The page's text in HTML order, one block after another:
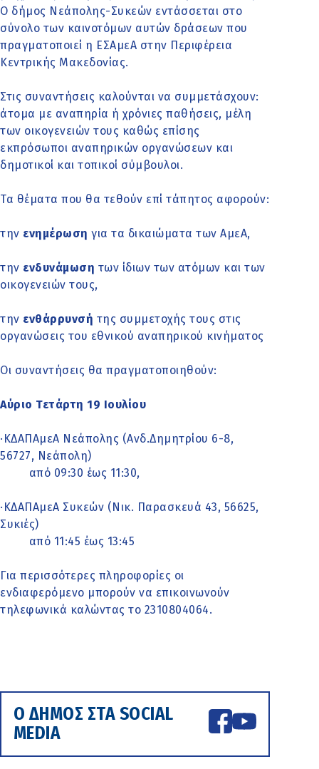
Ο δήμος Νεάπολης-Συκεών εντάσσεται στο
σύνολο των καινοτόμων αυτών δράσεων που
πραγματοποιεί η ΕΣΑμεΑ στην Περιφέρεια
Κεντρικής Μακεδονίας.
Στις συναντήσεις καλούνται να συμμετάσχουν:
άτομα με αναπηρία ή χρόνιες παθήσεις, μέλη
των οικογενειών τους καθώς επίσης
εκπρόσωποι αναπηρικών οργανώσεων και
δημοτικοί και τοπικοί σύμβουλοι.
Τα θέματα που θα τεθούν επί τάπητος αφορούν:
την ενημέρωση για τα δικαιώματα των ΑμεΑ,
την ενδυνάμωση των ίδιων των ατόμων και των
οικογενειών τους,
την ενθάρρυνσή της συμμετοχής τους στις
οργανώσεις του εθνικού αναπηρικού κινήματος
Οι συναντήσεις θα πραγματοποιηθούν:
Αύριο Τετάρτη 19 Ιουλίου
·ΚΔΑΠΑμεΑ Νεάπολης (Ανδ.Δημητρίου 6-8,
56727, Νεάπολη)
από 09:30 έως 11:30,
·ΚΔΑΠΑμεΑ Συκεών (Νικ. Παρασκευά 43, 56625,
Συκιές)
από 11:45 έως 13:45
Για περισσότερες πληροφορίες οι
ενδιαφερόμενο μπορούν να επικοινωνούν
τηλεφωνικά καλώντας το 2310804064.
Ο ΔΗΜΟΣ ΣΤΑ SOCIAL
MEDIA